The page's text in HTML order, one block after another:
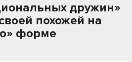
дружин»
похожей на
форме